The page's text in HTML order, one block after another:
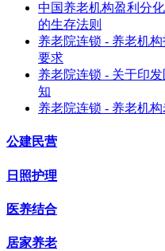
中国养老机构盈利分
的生存法则
养老院连锁 - 养老机
要求
养老院连锁 - 关于印
知
养老院连锁 - 养老机
公建民营
日照护理
医养结合
居家养老